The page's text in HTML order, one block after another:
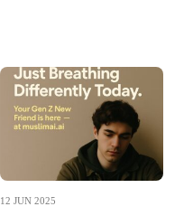
12 JUN 2025